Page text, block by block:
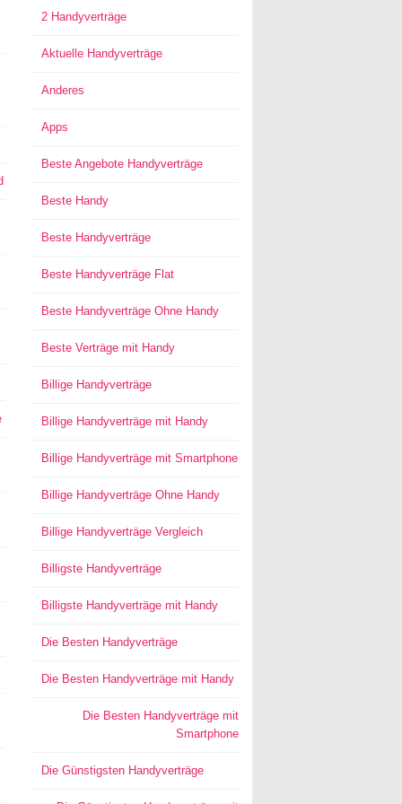
2 Handyverträge
Aktuelle Handyverträge
Anderes
Apps
Beste Angebote Handyverträge
Beste Handy
Beste Handyverträge
Beste Handyverträge Flat
Beste Handyverträge Ohne Handy
Beste Verträge mit Handy
Billige Handyverträge
Billige Handyverträge mit Handy
Billige Handyverträge mit Smartphone
Billige Handyverträge Ohne Handy
Billige Handyverträge Vergleich
Billigste Handyverträge
Billigste Handyverträge mit Handy
Die Besten Handyverträge
Die Besten Handyverträge mit Handy
Die Besten Handyverträge mit
Smartphone
Die Günstigsten Handyverträge